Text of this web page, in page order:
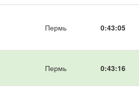
Пермь 0:43:05
Пермь 0:43:16